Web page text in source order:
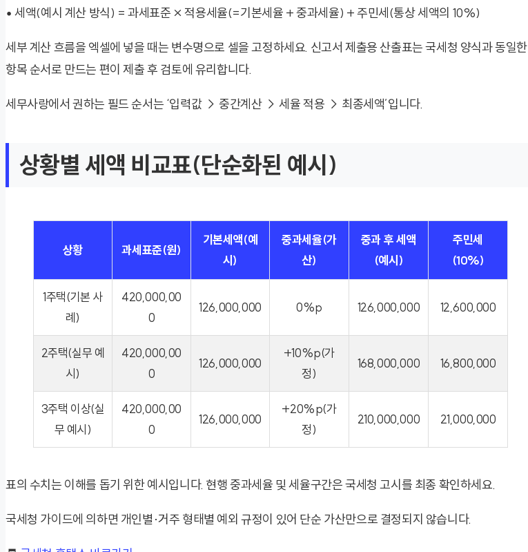
• 세액(예시 계산 방식) = 과세표준 × 적용세율(=기본세율 + 중과세율) + 주민세(통상 세액의 10%)
세부 계산 흐름을 엑셀에 넣을 때는 변수명으로 셀을 고정하세요. 신고서 제출용 산출표는 국세청 양식과 동일한
항목 순서로 만드는 편이 제출 후 검토에 유리합니다.
세무사랑에서 권하는 필드 순서는 ‘입력값 → 중간계산 → 세율 적용 → 최종세액’입니다.
상황별 세액 비교표(단순화된 예시)
상황 과세표준(원)
기본세액(예
시)
중과세율(가
산)
중과 후 세액
(예시)
주민세
(10%)
1주택(기본 사
례)
420,000,00
0
126,000,000 0%p 126,000,000 12,600,000
2주택(실무 예
시)
420,000,00
0
126,000,000
+10%p(가
정)
168,000,000 16,800,000
3주택 이상(실
무 예시)
420,000,00
0
126,000,000
+20%p(가
정)
210,000,000 21,000,000
표의 수치는 이해를 돕기 위한 예시입니다. 현행 중과세율 및 세율구간은 국세청 고시를 최종 확인하세요.
국세청 가이드에 의하면 개인별·거주 형태별 예외 규정이 있어 단순 가산만으로 결정되지 않습니다.